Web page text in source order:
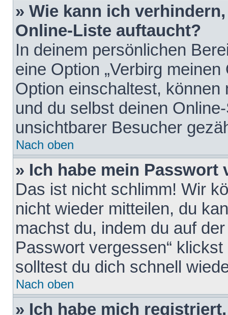
» Wie kann ich
Online-Liste auftaucht?
In deinem persönlichen
eine Option „Verbirg
Option einschaltest,
und du selbst deinen
unsichtbarer Besucher
Nach oben
» Ich habe mein Passwort
Das ist nicht schlimm! Wir
nicht wieder mitteilen, du
machst du, indem du auf
Passwort vergessen“
solltest du dich schnell
Nach oben
» Ich habe mich